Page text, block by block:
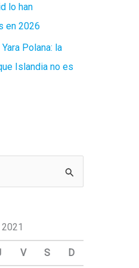
lo han
en 2026
Polana: la
Islandia no es
V S D